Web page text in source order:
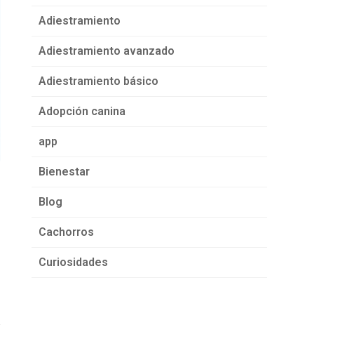
Adiestramiento
Adiestramiento avanzado
Adiestramiento básico
Adopción canina
app
Bienestar
Blog
Cachorros
Curiosidades